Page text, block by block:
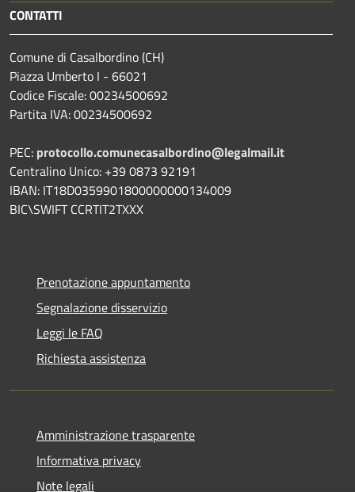
CONTATTI
Comune di Casalbordino (CH)
Piazza Umberto I - 66021
Codice Fiscale: 00234500692
Partita IVA: 00234500692
PEC: protocollo.comunecasalbordino@legalmail.it
Centralino Unico: +39 0873 92191
IBAN: IT18D0359901800000000134009
BIC\SWIFT CCRTIT2TXXX
Prenotazione appuntamento
Segnalazione disservizio
Leggi le FAQ
Richiesta assistenza
Amministrazione trasparente
Informativa privacy
Note legali